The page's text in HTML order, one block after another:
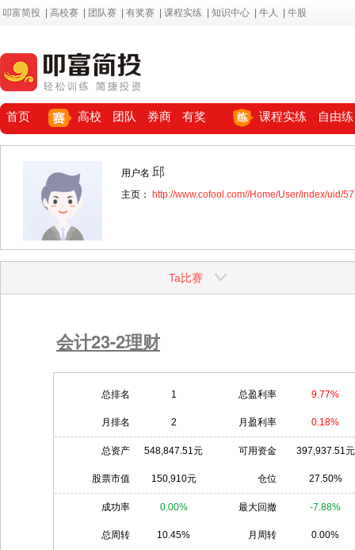
叩富简投 高校赛 团队赛 有奖赛 课程实练 知识中心 牛人 牛股
首页 高校 团队 券商 有奖 课程实练 自由练
用户名 邱
主页： http://www.cofool.com//Home/User/index/uid/
Ta比赛
会计23-2理财
总排名 1 总盈利率 9.77%
月排名 2 月盈利率 0.18%
总资产 548,847.51元 可用资金 397,937.51元
股票市值 150,910元 仓位 27.50%
成功率 0.00% 最大回撤 -7.88%
总周转 10.45% 月周转 0.00%